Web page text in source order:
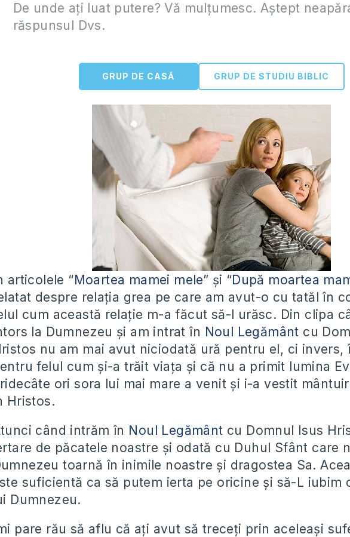
De unde ați luat putere? Vă mulțumesc. Aștept
răspunsul Dvs.
GRUP DE CASĂ GRUP DE STUDIU BIBLIC
articolele “Moartea mamei mele” și “După moartea
despre relația grea pe care am avut-o cu tatăl în
cum această relație m-a făcut să-l urăsc. Din clipa
la Dumnezeu și am intrat în Noul Legământ cu
nu am mai avut niciodată ură pentru el, ci invers,
felul cum și-a trăit viața și că nu a primit lumina
ori sora lui mai mare a venit și i-a vestit
Hristos.
când intrăm în Noul Legământ cu Domnul Isus
de păcatele noastre și odată cu Duhul Sfânt care
toarnă în inimile noastre și dragostea Sa.
suficientă ca să putem ierta pe oricine și să-L iubim
Dumnezeu.
pare rău să aflu că ați avut să treceți prin aceleași